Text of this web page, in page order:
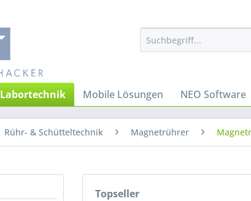
Labortechnik Mobile Lösungen NEO Software
Rühr- & Schütteltechnik Magnetrührer
Topseller